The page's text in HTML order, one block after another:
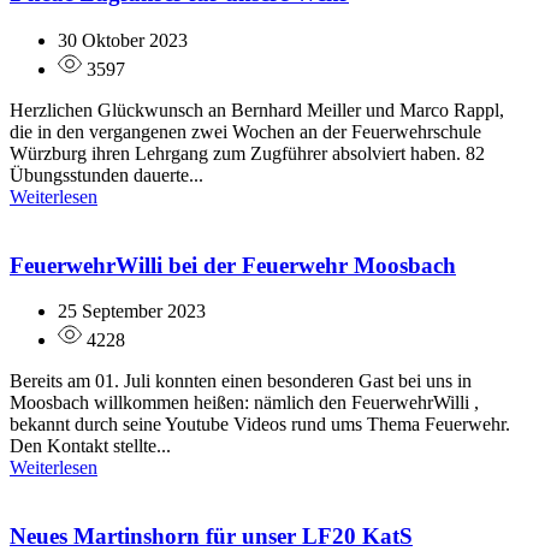
30 Oktober 2023
3597
Herzlichen Glückwunsch an Bernhard Meiller und Marco Rappl,
die in den vergangenen zwei Wochen an der Feuerwehrschule
Würzburg ihren Lehrgang zum Zugführer absolviert haben. 82
Übungsstunden dauerte...
Weiterlesen
FeuerwehrWilli bei der Feuerwehr Moosbach
25 September 2023
4228
Bereits am 01. Juli konnten einen besonderen Gast bei uns in
Moosbach willkommen heißen: nämlich den FeuerwehrWilli ,
bekannt durch seine Youtube Videos rund ums Thema Feuerwehr.
Den Kontakt stellte...
Weiterlesen
Neues Martinshorn für unser LF20 KatS